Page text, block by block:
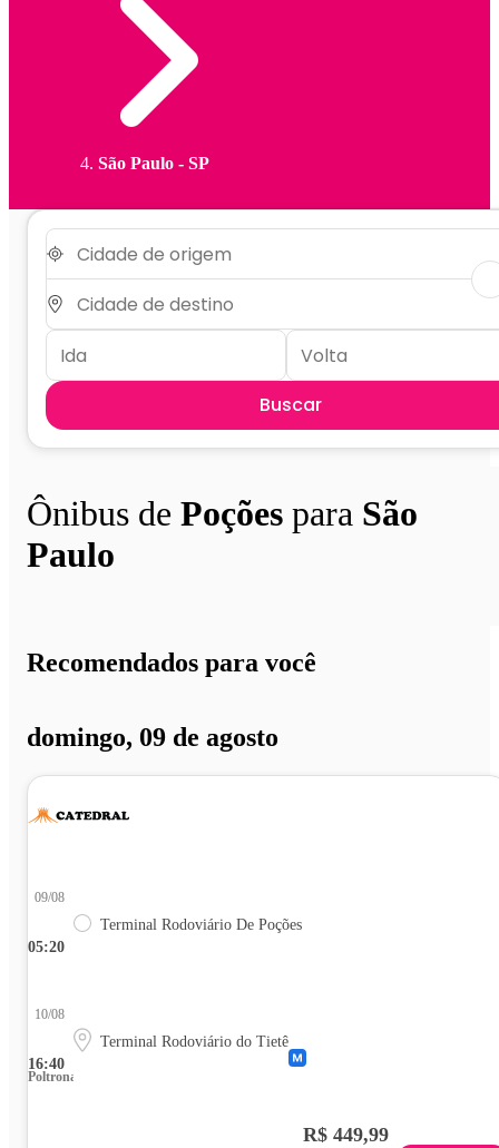
São Paulo - SP
Buscar
Ônibus de Poções para São
Paulo
Recomendados para você
domingo, 09 de agosto
05:20
09/08
Terminal Rodoviário De Poções
16:40
10/08
Terminal Rodoviário do Tietê
Poltrona
R$ 449,99